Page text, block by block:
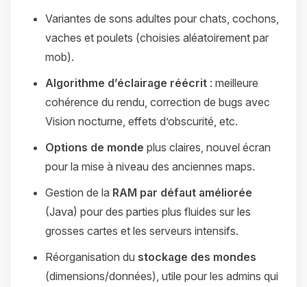
Variantes de sons adultes pour chats, cochons,
vaches et poulets (choisies aléatoirement par
mob).
Algorithme d’éclairage réécrit : meilleure
cohérence du rendu, correction de bugs avec
Vision nocturne, effets d’obscurité, etc.
Options de monde plus claires, nouvel écran
pour la mise à niveau des anciennes maps.
Gestion de la RAM par défaut améliorée
(Java) pour des parties plus fluides sur les
grosses cartes et les serveurs intensifs.
Réorganisation du stockage des mondes
(dimensions/données), utile pour les admins qui